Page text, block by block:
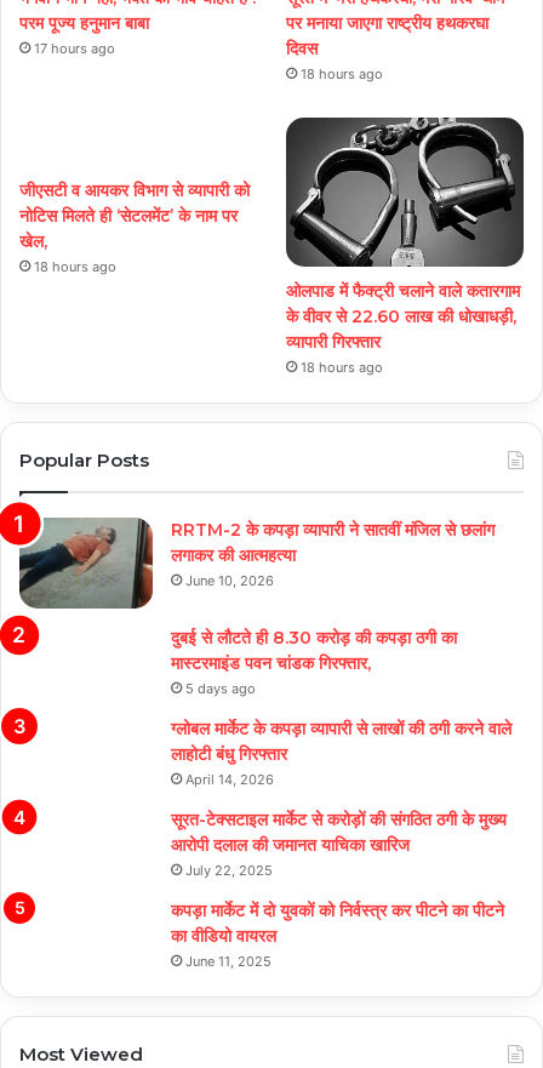
परम पूज्य हनुमान बाबा
17 hours ago
पर मनाया जाएगा राष्ट्रीय हथकरघा
दिवस
18 hours ago
जीएसटी व आयकर विभाग से व्यापारी को
नोटिस मिलते ही ‘सेटलमेंट’ के नाम पर
खेल,
18 hours ago
ओलपाड में फैक्ट्री चलाने वाले कतारगाम
के वीवर से 22.60 लाख की धोखाधड़ी,
व्यापारी गिरफ्तार
18 hours ago
Popular Posts
RRTM-2 के कपड़ा व्यापारी ने सातवीं मंजिल से छलांग
लगाकर की आत्महत्या
June 10, 2026
दुबई से लौटते ही 8.30 करोड़ की कपड़ा ठगी का
मास्टरमाइंड पवन चांडक गिरफ्तार,
5 days ago
ग्लोबल मार्केट के कपड़ा व्यापारी से लाखों की ठगी करने वाले
लाहोटी बंधु गिरफ्तार
April 14, 2026
सूरत-टेक्सटाइल मार्केट से करोड़ों की संगठित ठगी के मुख्य
आरोपी दलाल की जमानत याचिका खारिज
July 22, 2025
कपड़ा मार्केट में दो युवकों को निर्वस्त्र कर पीटने का पीटने
का वीडियो वायरल
June 11, 2025
Most Viewed